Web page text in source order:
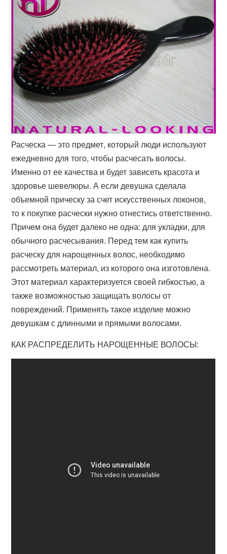
Расческа — это предмет, который люди используют
ежедневно для того, чтобы расчесать волосы.
Именно от ее качества и будет зависеть красота и
здоровье шевелюры. А если девушка сделала
объемной прическу за счет искусственных локонов,
то к покупке расчески нужно отнестись ответственно.
Причем она будет далеко не одна: для укладки, для
обычного расчесывания. Перед тем как купить
расческу для нарощенных волос, необходимо
рассмотреть материал, из которого она изготовлена.
Этот материал характеризуется своей гибкостью, а
также возможностью защищать волосы от
повреждений. Применять такое изделие можно
девушкам с длинными и прямыми волосами.
КАК РАСПРЕДЕЛИТЬ НАРОЩЕННЫЕ ВОЛОСЫ: